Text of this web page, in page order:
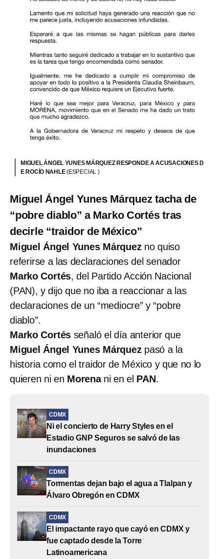
MIGUEL ÁNGEL YUNES MÁRQUEZ RESPONDE A ACUSACIONES D
E ROCÍO NAHLE(ESPECIAL )
Miguel Ángel Yunes Márquez tacha de
“pobre diablo” a Marko Cortés tras
decirle “traidor de México”
Miguel Ángel Yunes Márquez no quiso
referirse a las declaraciones del senador
Marko Cortés, del Partido Acción Nacional
(PAN), y dijo que no iba a reaccionar a las
declaraciones de un “mediocre” y “pobre
diablo”.
Marko Cortés señaló el día anterior que
Miguel Ángel Yunes Márquez pasó a la
historia como el traidor de México y que no lo
quieren ni en Morenani en el PAN.
CDMX
Ni el concierto de Harry Styles en el
Estadio GNP Seguros se salvó de las
inundaciones
CDMX
Tormentas dejan bajo el agua a Tlalpan y
Álvaro Obregón en CDMX
CDMX
El impactante rayo que cayó en CDMX y
fue captado desde la Torre
Latinoamericana